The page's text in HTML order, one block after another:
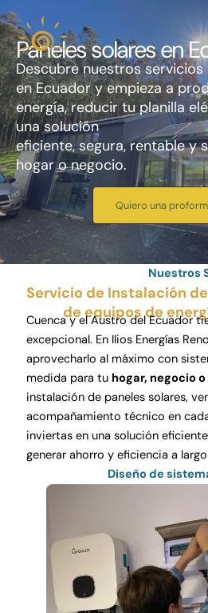
al
contenido
Paneles solares en
Descubre nuestros servicios
en Ecuador y empieza a
energía, reducir tu planilla
una solución
eficiente, segura, rentable y
hogar o negocio.
Quiero una
Nuestros
Servicio de Instalación
de equipos de
Cuenca y el Austro del Ecuador
excepcional. En Ilios Energías
aprovecharlo al máximo con
medida para tu hogar, negocio
instalación de paneles solares,
acompañamiento técnico en
inviertas en una solución
generar ahorro y eficiencia a
Diseño de